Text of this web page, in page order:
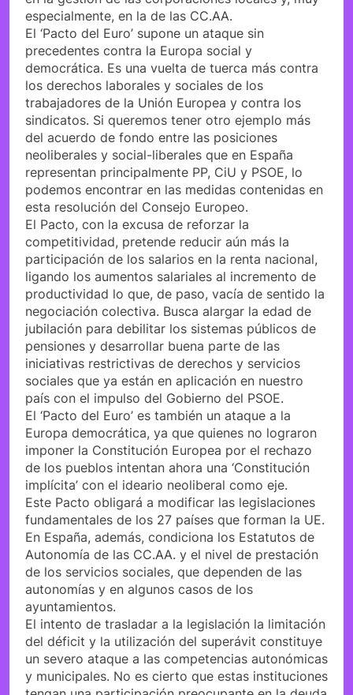
especialmente, en la de las CC.AA.
El ‘Pacto del Euro’ supone un ataque sin
precedentes contra la Europa social y
democrática. Es una vuelta de tuerca más contra
los derechos laborales y sociales de los
trabajadores de la Unión Europea y contra los
sindicatos. Si queremos tener otro ejemplo más
del acuerdo de fondo entre las posiciones
neoliberales y social-liberales que en España
representan principalmente PP, CiU y PSOE, lo
podemos encontrar en las medidas contenidas en
esta resolución del Consejo Europeo.
El Pacto, con la excusa de reforzar la
competitividad, pretende reducir aún más la
participación de los salarios en la renta nacional,
ligando los aumentos salariales al incremento de
productividad lo que, de paso, vacía de sentido la
negociación colectiva. Busca alargar la edad de
jubilación para debilitar los sistemas públicos de
pensiones y desarrollar buena parte de las
iniciativas restrictivas de derechos y servicios
sociales que ya están en aplicación en nuestro
país con el impulso del Gobierno del PSOE.
El ‘Pacto del Euro’ es también un ataque a la
Europa democrática, ya que quienes no lograron
imponer la Constitución Europea por el rechazo
de los pueblos intentan ahora una ‘Constitución
implícita’ con el ideario neoliberal como eje.
Este Pacto obligará a modificar las legislaciones
fundamentales de los 27 países que forman la UE.
En España, además, condiciona los Estatutos de
Autonomía de las CC.AA. y el nivel de prestación
de los servicios sociales, que dependen de las
autonomías y en algunos casos de los
ayuntamientos.
El intento de trasladar a la legislación la limitación
del déficit y la utilización del superávit constituye
un severo ataque a las competencias autonómicas
y municipales. No es cierto que estas instituciones